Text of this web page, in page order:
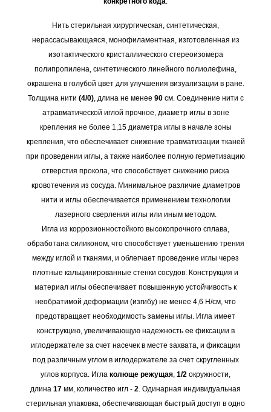
Нить стерильная хирургическая, синтетическая,
нерассасывающаяся, монофиламентная, изготовленная из
изотактического кристаллического стереоизомера
полипропилена, синтетического линейного полиолефина,
окрашена в голубой цвет для улучшения визуализации в ране.
Толщина нити (4/0), длина не менее 90см. Соединение нити с
атравматической иглой прочное, диаметр иглы в зоне
крепления не более 1,15 диаметра иглы в начале зоны
крепления, что обеспечивает снижение травматизации тканей
при проведении иглы, а также наиболее полную герметизацию
отверстия прокола, что способствует снижению риска
кровотечения из сосуда. Минимальное различие диаметров
нити и иглы обеспечивается применением технологии
лазерного сверления иглы или иным методом.
Игла из коррозионностойкого высокопрочного сплава,
обработана силиконом, что способствует уменьшению трения
между иглой и тканями, и облегчает проведение иглы через
плотные кальцинированные стенки сосудов. Конструкция и
материал иглы обеспечивает повышенную устойчивость к
необратимой деформации (изгибу) не менее 4,6 Н/cм, что
предотвращает необходимость замены иглы. Игла имеет
конструкцию, увеличивающую надежность ее фиксации в
иглодержателе за счет насечек в месте захвата, и фиксации
под различным углом в иглодержателе за счет скругленных
углов корпуса. Игла колюще режущая, 1/2 окружности,
длина 17 мм, количество игл - 2. Одинарная индивидуальная
стерильная упаковка, обеспечивающая быстрый доступ в одно